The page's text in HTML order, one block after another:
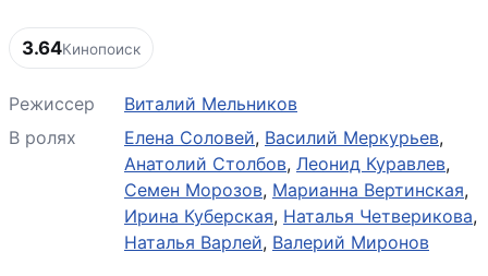
3.64Кинопоиск
Режиссер
Виталий Мельников
В ролях
Елена Соловей, Василий Меркурьев,
Анатолий Столбов, Леонид Куравлев,
Семен Морозов, Марианна Вертинская,
Ирина Куберская, Наталья Четверикова,
Наталья Варлей, Валерий Миронов